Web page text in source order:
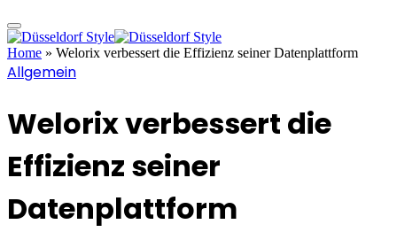
Home » Welorix verbessert die Effizienz seiner Datenplattform
Allgemein
Welorix verbessert die
Effizienz seiner
Datenplattform